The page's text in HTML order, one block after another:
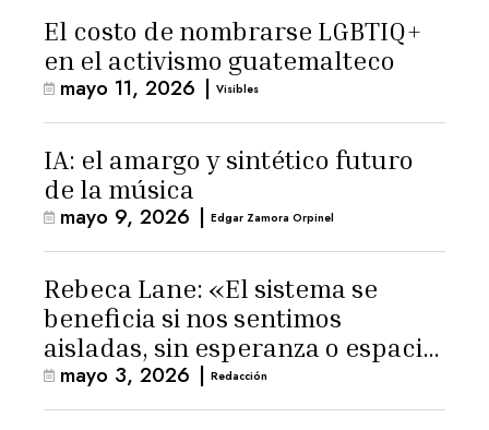
El costo de nombrarse LGBTIQ+
en el activismo guatemalteco
mayo 11, 2026 | Visibles
IA: el amargo y sintético futuro
de la música
mayo 9, 2026 | Edgar Zamora Orpinel
Rebeca Lane: «El sistema se
beneficia si nos sentimos
aisladas, sin esperanza o espacio
para la ternura»
mayo 3, 2026 | Redacción